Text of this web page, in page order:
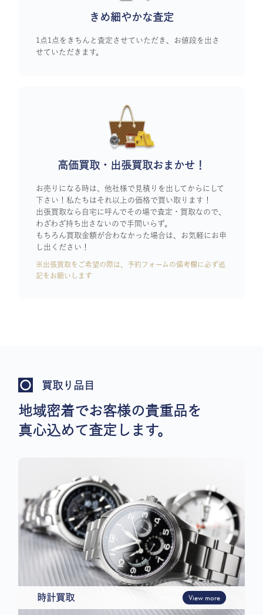
きめ細やかな査定
1点1点をきちんと査定させていただき、お値段を出さ
せていただきます。
高価買取・出張買取おまかせ！
お売りになる時は、他社様で見積りを出してからにして
下さい！私たちはそれ以上の価格で買い取ります！
出張買取なら自宅に呼んでその場で査定・買取なので、
わざわざ持ち出さないので手間いらず。
もちろん買取金額が合わなかった場合は、お気軽にお申
し出ください！
※出張買取をご希望の際は、予約フォームの備考欄に必ず追
記をお願いします
買取り品目
地域密着でお客様の貴重品を
真心込めて査定します。
時計買取 View more